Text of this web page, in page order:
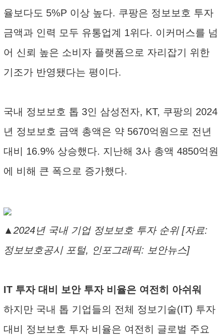
율보다도 5%P 이상 높다. 쿠팡은 정보보호 투자
금액과 인력 모두 유통업계 1위다. 이커머스를 넘
어 신뢰 높은 소비자 플랫폼으로 자리잡기 위한
기조가 반영됐다는 평이다.
국내 정보보호 톱 3인 삼성전자, KT, 쿠팡의 2024
년 정보보호 금액 총액은 약 5670억원으로 전년
대비 16.9% 상승했다. 지난해 3사 총액 4850억원
에 비해 큰 폭으로 증가했다.
▲2024년 국내 기업 정보보호 투자 순위 [자료:
정보보호공시 포털, 인포그래픽: 보안뉴스]
IT 투자 대비 보안 투자 비율은 여전히 아쉬워
하지만 국내 톱 기업들의 전체 정보기술(IT) 투자
대비 정보보호 투자 비율은 여전히 글로벌 주요